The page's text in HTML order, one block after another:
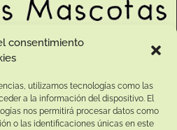
consentimiento
utilizamos tecnologías como las
a la información del dispositivo. El
nos permitirá procesar datos como
o las identificaciones únicas en este
14950 Códoba. España